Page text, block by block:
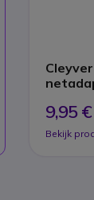
9,95 €
Bekijk